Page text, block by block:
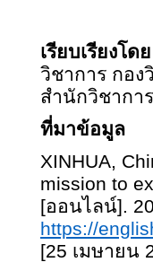
เรียบเรียงโด
วิชาการ กอง
สำนักวิชาก
ที่มาข้อมูล
XINHUA,
mission to
[ออนไลน์].
https://
[25 เมษายน